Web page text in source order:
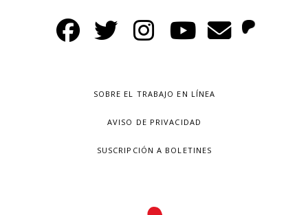
SOBRE EL TRABAJO EN LÍNEA
AVISO DE PRIVACIDAD
SUSCRIPCIÓN A BOLETINES